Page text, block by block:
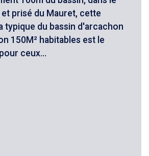
prisé du Mauret, cette
typique du bassin d'arcachon
150M² habitables est le
ceux...